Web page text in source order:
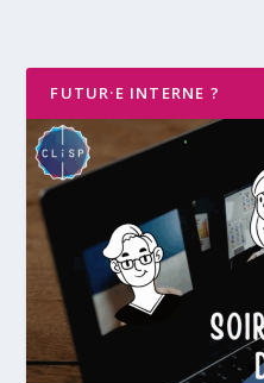
FUTUR·E INTERNE ?